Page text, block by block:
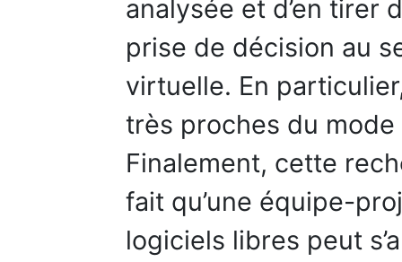
analysée et d’en tirer
prise de décision au
virtuelle. En
très proches du
Finalement, cette
fait qu’une équipe-
logiciels libres peut